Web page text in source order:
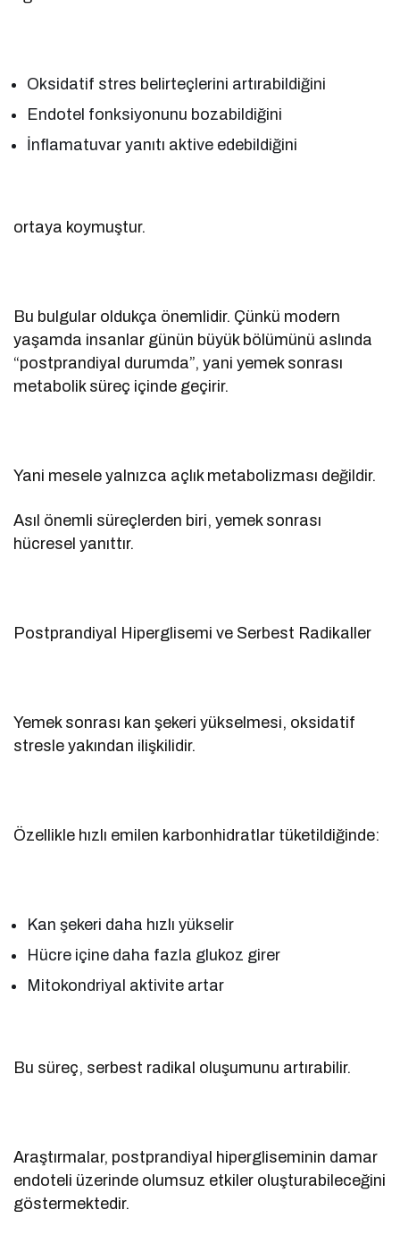
Oksidatif stres belirteçlerini artırabildiğini
Endotel fonksiyonunu bozabildiğini
İnflamatuvar yanıtı aktive edebildiğini
ortaya koymuştur.
Bu bulgular oldukça önemlidir. Çünkü modern
yaşamda insanlar günün büyük bölümünü aslında
“postprandiyal durumda”, yani yemek sonrası
metabolik süreç içinde geçirir.
Yani mesele yalnızca açlık metabolizması değildir.
Asıl önemli süreçlerden biri, yemek sonrası
hücresel yanıttır.
Postprandiyal Hiperglisemi ve Serbest Radikaller
Yemek sonrası kan şekeri yükselmesi, oksidatif
stresle yakından ilişkilidir.
Özellikle hızlı emilen karbonhidratlar tüketildiğinde:
Kan şekeri daha hızlı yükselir
Hücre içine daha fazla glukoz girer
Mitokondriyal aktivite artar
Bu süreç, serbest radikal oluşumunu artırabilir.
Araştırmalar, postprandiyal hipergliseminin damar
endoteli üzerinde olumsuz etkiler oluşturabileceğini
göstermektedir.